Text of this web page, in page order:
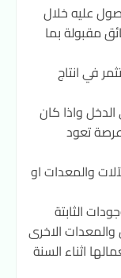
عليه خلال
مقبولة بما
في انتاج
واذا كان
تعود
والمعدات او
الثابتة
والمعدات الاخرى
اثناء السنة